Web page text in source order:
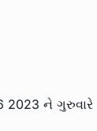
2023 ને ગુરુવારે